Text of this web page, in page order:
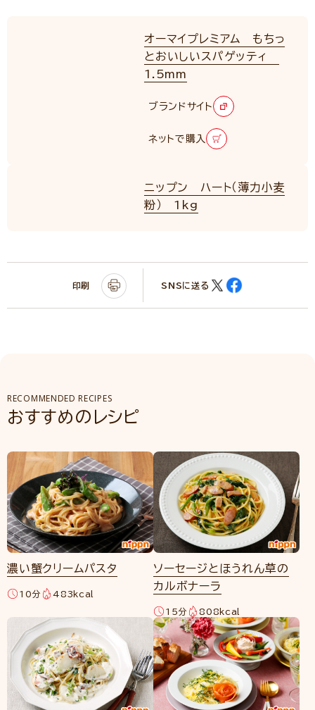
オーマイプレミアム もちっ
とおいしいスパゲッティ
1.5mm
ブランドサイト
ネットで購入
ニップン ハート（薄力小麦
粉） 1kg
印刷 SNSに送る
RECOMMENDED RECIPES
おすすめのレシピ
濃い蟹クリームパスタ
10分 483kcal
ソーセージとほうれん草の
カルボナーラ
15分 808kcal